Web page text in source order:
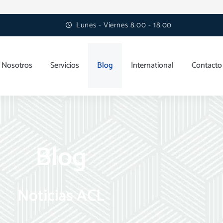
Lunes - Viernes 8.00 - 18.00
Nosotros Servicios Blog International Contacto
Blog
Noticias ACL